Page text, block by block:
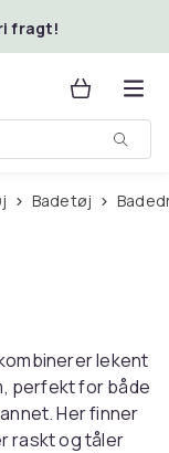
fragt!
Badetøj
lekent
perfekt for både
Her finner
raskt og tåler